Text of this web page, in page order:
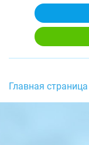
Главная страница